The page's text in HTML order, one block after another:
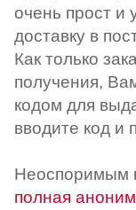
очень прост и
доставку в
Как только
получения,
кодом для
вводите код и
Неоспоримым
полная